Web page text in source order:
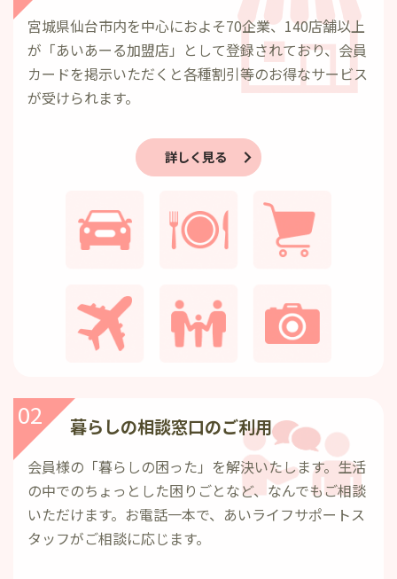
宮城県仙台市内を中心におよそ70企業、140店舗以上
が「あいあーる加盟店」として登録されており、会員
カードを掲示いただくと各種割引等のお得なサービス
が受けられます。
詳しく見る
02 暮らしの相談窓口のご利用
会員様の「暮らしの困った」を解決いたします。生活
の中でのちょっとした困りごとなど、なんでもご相談
いただけます。お電話一本で、あいライフサポートス
タッフがご相談に応じます。